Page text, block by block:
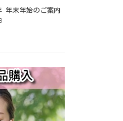
年末年始のご案内